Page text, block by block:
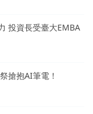
投資長受臺大EMBA
搶抱AI筆電！